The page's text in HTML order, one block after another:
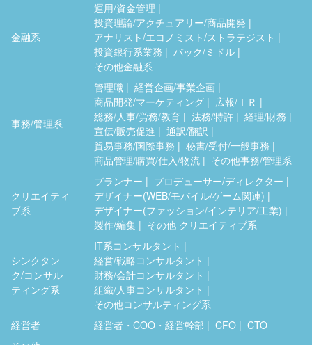
金融系
運用/資金管理
投資理論/アクチュアリー/商品開発
アナリスト/エコノミスト/ストラテジスト
投資銀行系業務
バック/ミドル
その他金融系
事務/管理系
管理職
経営企画/事業企画
商品開発/マーケティング
広報/ＩＲ
総務/人事/労務/教育
法務/特許
経理/財務
宣伝/販売促進
通訳/翻訳
貿易事務/国際事務
秘書/受付/一般事務
商品管理/購買/仕入/物流
その他事務/管理系
クリエイティ
ブ系
プランナー
プロデューサー/ディレクター
デザイナー(WEB/モバイル/ゲーム関連)
デザイナー(ファッション/インテリア/工業)
製作/編集
その他 クリエイティブ系
シンクタン
ク/コンサル
ティング系
IT系コンサルタント
経営/戦略コンサルタント
財務/会計コンサルタント
組織/人事コンサルタント
その他コンサルティング系
経営者
経営者・COO・経営幹部 CFO
CTO